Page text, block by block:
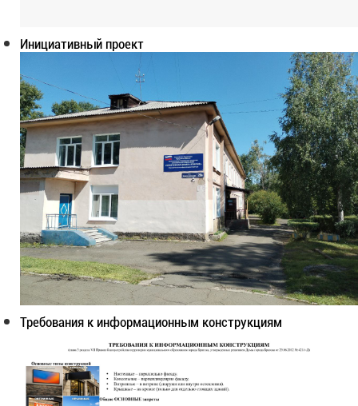
Инициативный проект
Требования к информационным конструкциям